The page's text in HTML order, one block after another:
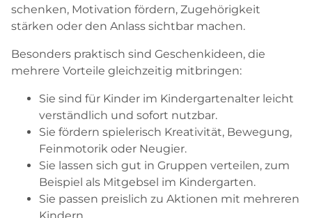
schenken, Motivation fördern, Zugehörigkeit
stärken oder den Anlass sichtbar machen.
Besonders praktisch sind Geschenkideen, die
mehrere Vorteile gleichzeitig mitbringen:
Sie sind für Kinder im Kindergartenalter leicht
verständlich und sofort nutzbar.
Sie fördern spielerisch Kreativität, Bewegung,
Feinmotorik oder Neugier.
Sie lassen sich gut in Gruppen verteilen, zum
Beispiel als Mitgebsel im Kindergarten.
Sie passen preislich zu Aktionen mit mehreren